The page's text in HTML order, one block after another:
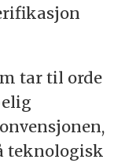
tar til orde
teknologisk